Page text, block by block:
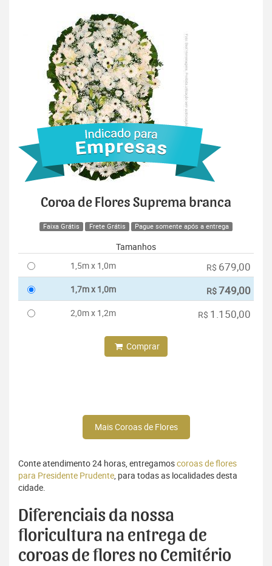
Coroa de Flores Suprema branca
Faixa Grátis Frete Grátis Pague somente após a entrega
Tamanhos
1,5m x 1,0m
R$ 679,00
1,7m x 1,0m R$749,00
2,0m x 1,2m R$ 1.150,00
Comprar
Mais Coroas de Flores
Conte atendimento 24 horas, entregamoscoroas de flores
para Presidente Prudente, para todas as localidades desta
cidade.
Diferenciais da nossa
floricultura na entrega de
coroas de flores no Cemitério